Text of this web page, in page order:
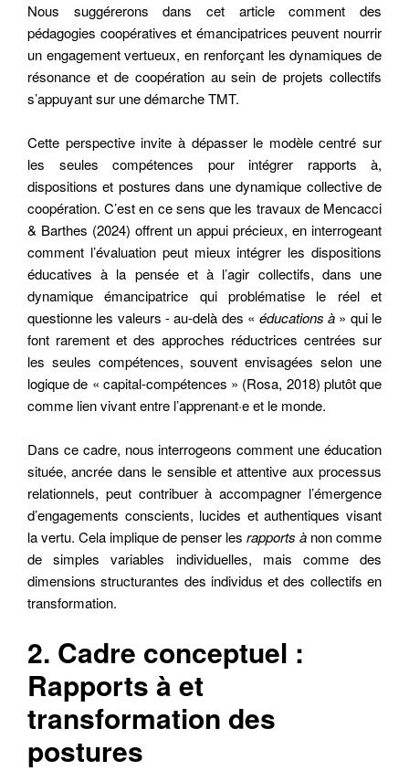
Nous suggérerons dans cet article comment des
pédagogies coopératives et émancipatrices peuvent nourrir
un engagement vertueux, en renforçant les dynamiques de
résonance et de coopération au sein de projets collectifs
s’appuyant sur une démarche TMT.
Cette perspective invite à dépasser le modèle centré sur
les seules compétences pour intégrer rapports à,
dispositions et postures dans une dynamique collective de
coopération. C’est en ce sens que les travaux de Mencacci
& Barthes (2024) offrent un appui précieux, en interrogeant
comment l’évaluation peut mieux intégrer les dispositions
éducatives à la pensée et à l’agir collectifs, dans une
dynamique émancipatrice qui problématise le réel et
questionne les valeurs - au-delà des « éducations à» qui le
font rarement et des approches réductrices centrées sur
les seules compétences, souvent envisagées selon une
logique de « capital-compétences » (Rosa, 2018) plutôt que
comme lien vivant entre l’apprenant·e et le monde.
Dans ce cadre, nous interrogeons comment une éducation
située, ancrée dans le sensible et attentive aux processus
relationnels, peut contribuer à accompagner l’émergence
d’engagements conscients, lucides et authentiques visant
la vertu. Cela implique de penser les rapports à non comme
de simples variables individuelles, mais comme des
dimensions structurantes des individus et des collectifs en
transformation.
2. Cadre conceptuel :
Rapports à et
transformation des
postures